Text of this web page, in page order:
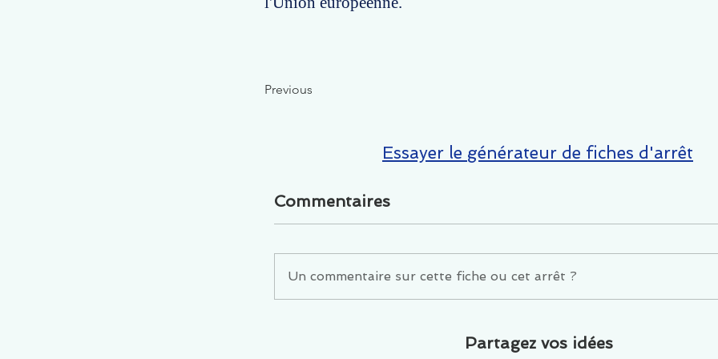
Previous
Essayer le générateur de fiches d'arrêt
Commentaires
Un commentaire sur cette fiche ou cet arrêt ?
Partagez vos idées